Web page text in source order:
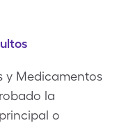
y Medicamentos
la
o